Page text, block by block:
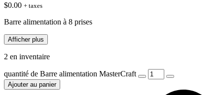
$0.00 + taxes
Barre alimentation à 8 prises
Afficher plus
2 en inventaire
quantité de Barre alimentation MasterCraft
Ajouter au panier